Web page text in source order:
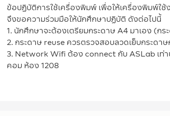
ข้อปฏิบัติการใช้เครื่องพิมพ์ เพื่อให้เครื่องพิมพ์ใ
จึงขอความร่วมมือให้นักศึกษาปฏิบัติ ดังต่อไปนี้
1. นักศึกษาจะต้องเตรียมกระดาษ A4 มาเอง (ก
2. กระดาษ reuse ควรตรวจสอบลวดเย็บกระดา
3. Network Wifi ต้อง connect กับ ASLab เ
คอม ห้อง 1208